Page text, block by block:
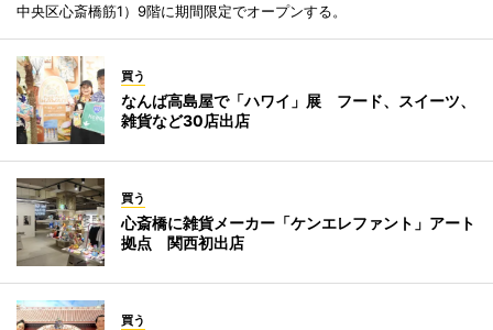
中央区心斎橋筋1）9階に期間限定でオープンする。
買う
なんば高島屋で「ハワイ」展 フード、スイーツ、
雑貨など30店出店
買う
心斎橋に雑貨メーカー「ケンエレファント」アート
拠点 関西初出店
買う